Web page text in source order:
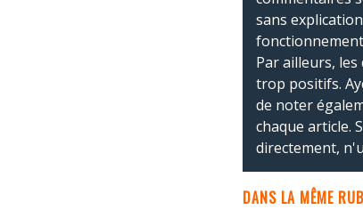
sans
Par ailleurs,
trop positifs.
de noter
chaque article.
directement,
DANS LA MÊME